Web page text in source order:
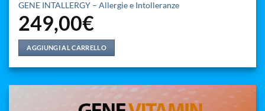
GENE INTALLERGY – Allergie e Intolleranze
249,00€
AGGIUNGI AL CARRELLO